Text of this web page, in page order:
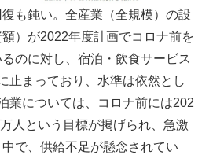
も鈍い。全産業（全規模）の設
）が2022年度計画でコロナ前を
るのに対し、宿泊・飲食サービス
止まっており、水準は依然とし
業については、コロナ前には202
人という目標が掲げられ、急激
で、供給不足が懸念されてい